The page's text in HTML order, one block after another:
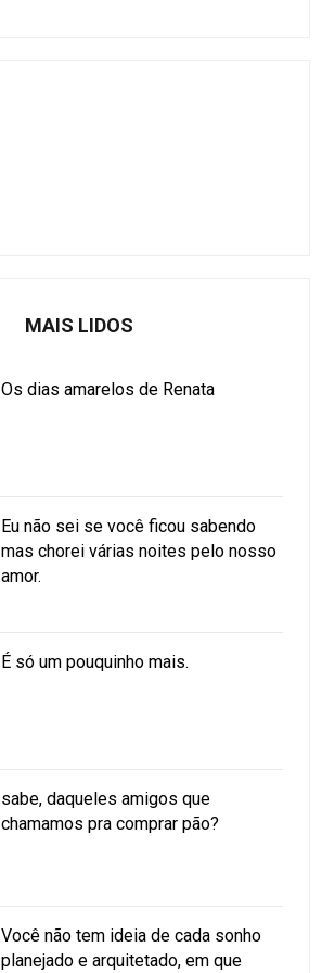
MAIS LIDOS
Os dias amarelos de Renata
Eu não sei se você ficou sabendo
mas chorei várias noites pelo nosso
amor.
É só um pouquinho mais.
sabe, daqueles amigos que
chamamos pra comprar pão?
Você não tem ideia de cada sonho
planejado e arquitetado, em que